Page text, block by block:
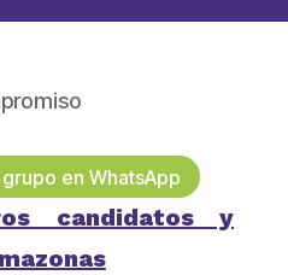
en WhatsApp
candidatos y